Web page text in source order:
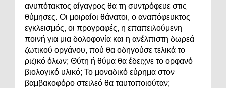
ανυπότακτος αίγαγρος θα τη συντρόφευε στις
θύμησες. Οι μοιραίοι θάνατοι, ο αναπόφευκτος
εγκλεισμός, οι προγραφές, η επαπειλούμενη
ποινή για μια δολοφονία και η ανέλπιστη δωρεά
ζωτικού οργάνου, πού θα οδηγούσε τελικά το
ριζικό όλων; Θύτη ή θύμα θα έδειχνε το ορφανό
βιολογικό υλικό; Το μοναδικό εύρημα στον
βαμβακοφόρο στειλεό θα ταυτοποιούταν;